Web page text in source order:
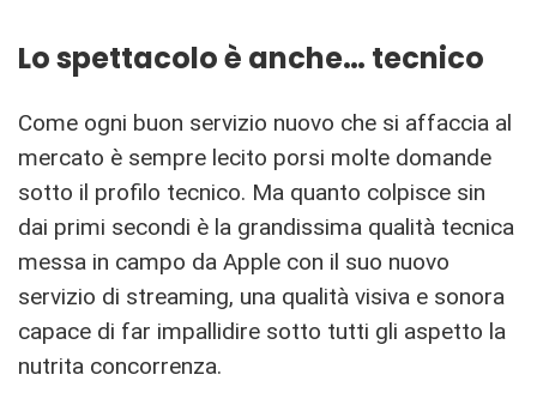
Lo spettacolo è anche… tecnico
Come ogni buon servizio nuovo che si affaccia al
mercato è sempre lecito porsi molte domande
sotto il profilo tecnico. Ma quanto colpisce sin
dai primi secondi è la grandissima qualità tecnica
messa in campo da Apple con il suo nuovo
servizio di streaming, una qualità visiva e sonora
capace di far impallidire sotto tutti gli aspetto la
nutrita concorrenza.